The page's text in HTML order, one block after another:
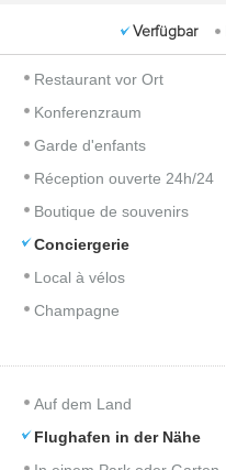
Verfügbar
Restaurant vor Ort
Konferenzraum
Garde d'enfants
Réception ouverte 24h/24
Boutique de souvenirs
Conciergerie
Local à vélos
Champagne
Auf dem Land
Flughafen in der Nähe